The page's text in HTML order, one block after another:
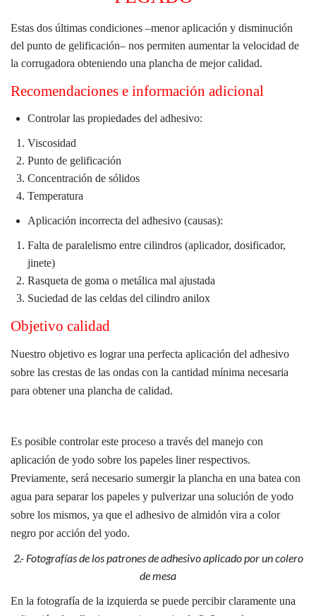
Estas dos últimas condiciones –menor aplicación y disminución
del punto de gelificación– nos permiten aumentar la velocidad de
la corrugadora obteniendo una plancha de mejor calidad.
Recomendaciones e información adicional
Controlar las propiedades del adhesivo:
Viscosidad
Punto de gelificación
Concentración de sólidos
Temperatura
Aplicación incorrecta del adhesivo (causas):
Falta de paralelismo entre cilindros (aplicador, dosificador,
jinete)
Rasqueta de goma o metálica mal ajustada
Suciedad de las celdas del cilindro anilox
Objetivo calidad
Nuestro objetivo es lograr una perfecta aplicación del adhesivo
sobre las crestas de las ondas con la cantidad mínima necesaria
para obtener una plancha de calidad.
Es posible controlar este proceso a través del manejo con
aplicación de yodo sobre los papeles liner respectivos.
Previamente, será necesario sumergir la plancha en una batea con
agua para separar los papeles y pulverizar una solución de yodo
sobre los mismos, ya que el adhesivo de almidón vira a color
negro por acción del yodo.
2.- Fotografías de los patrones de adhesivo aplicado por un colero
de mesa
En la fotografía de la izquierda se puede percibir claramente una